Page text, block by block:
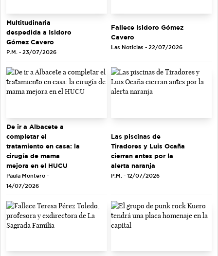
Multitudinaria
despedida a Isidoro
Gómez Cavero
P.M. - 23/07/2026
Fallece Isidoro Gómez
Cavero
Las Noticias - 22/07/2026
De ir a Albacete a
completar el
tratamiento en casa: la
cirugía de mama
mejora en el HUCU
Paula Montero -
14/07/2026
Las piscinas de
Tiradores y Luis Ocaña
cierran antes por la
alerta naranja
P.M. - 12/07/2026